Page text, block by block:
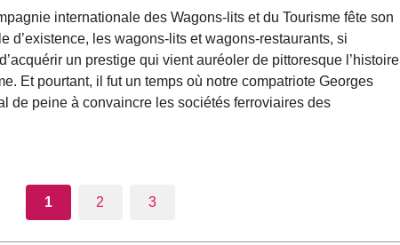
internationale des Wagons-lits et du Tourisme fête son
d’existence, les wagons-lits et wagons-restaurants, si
un prestige qui vient auréoler de pittoresque l’histoire
Et pourtant, il fut un temps où notre compatriote Georges
de peine à convaincre les sociétés ferroviaires des
1 2 3